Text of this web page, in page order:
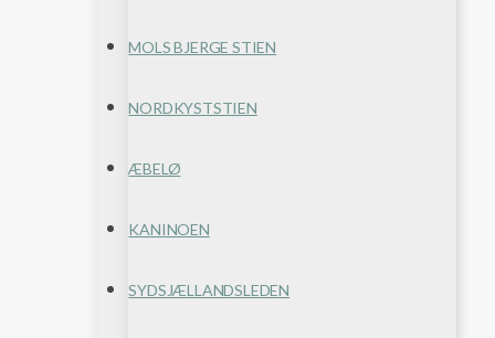
MOLS BJERGE STIEN
NORDKYSTSTIEN
ÆBELØ
KANINOEN
SYDSJÆLLANDSLEDEN